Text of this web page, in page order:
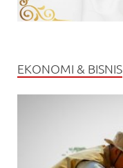
EKONOMI & BISNIS